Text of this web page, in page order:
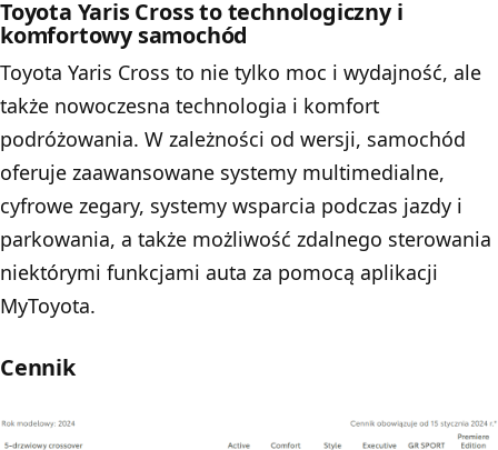
Toyota Yaris Cross to technologiczny i
komfortowy samochód
Toyota Yaris Cross to nie tylko moc i wydajność, ale
także nowoczesna technologia i komfort
podróżowania. W zależności od wersji, samochód
oferuje zaawansowane systemy multimedialne,
cyfrowe zegary, systemy wsparcia podczas jazdy i
parkowania, a także możliwość zdalnego sterowania
niektórymi funkcjami auta za pomocą aplikacji
MyToyota.
Cennik